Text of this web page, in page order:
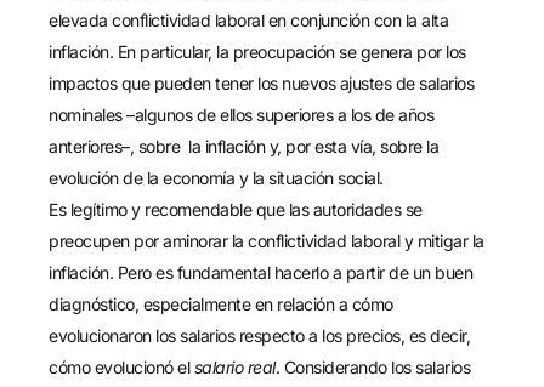
elevada conflictividad laboral en conjunción con la alta
inflación. En particular, la preocupación se genera por los
impactos que pueden tener los nuevos ajustes de salarios
nominales –algunos de ellos superiores a los de años
anteriores–, sobre la inflación y, por esta vía, sobre la
evolución de la economía y la situación social.
Es legítimo y recomendable que las autoridades se
preocupen por aminorar la conflictividad laboral y mitigar la
inflación. Pero es fundamental hacerlo a partir de un buen
diagnóstico, especialmente en relación a cómo
evolucionaron los salarios respecto a los precios, es decir,
cómo evolucionó elsalario real. Considerando los salarios